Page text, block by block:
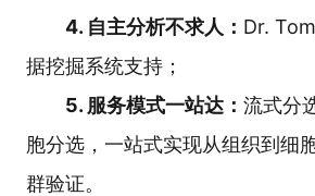
4. 自主分析不求人： Dr.
据挖掘系统支持；
5. 服务模式一站达： 流式分
胞分选，一站式实现从组织到细
群验证。